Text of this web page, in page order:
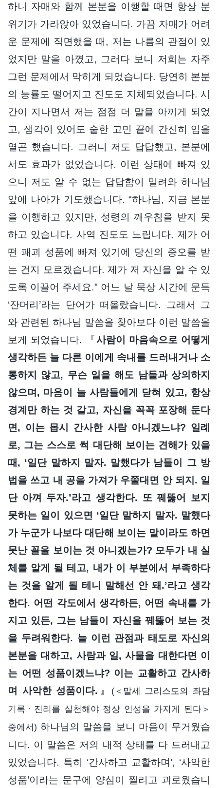
하니 자매와 함께 본분을 이행할 때면 항상 분
위기가 가라앉아 있었습니다. 가끔 자매가 어려
운 문제에 직면했을 때, 저는 나름의 관점이 있
었지만 말을 아꼈고, 그러다 보니 저희는 자주
그런 문제에서 막히게 되었습니다. 당연히 본분
의 능률도 떨어지고 진도도 지체되었습니다. 시
간이 지나면서 저는 점점 더 말을 아끼게 되었
고, 생각이 있어도 숱한 고민 끝에 간신히 입을
열곤 했습니다. 그러니 저도 답답했고, 본분에
서도 효과가 없었습니다. 이런 상태에 빠져 있
으니 저도 알 수 없는 답답함이 밀려와 하나님
앞에 나아가 기도했습니다. “하나님, 지금 본분
을 이행하고 있지만, 성령의 깨우침을 받지 못
하고 있습니다. 사역 진도도 느립니다. 제가 어
떤 패괴 성품에 빠져 있기에 당신의 증오를 받
는 건지 모르겠습니다. 제가 저 자신을 알 수 있
도록 이끌어 주세요.” 어느 날 묵상 시간에 문득
‘잔머리’라는 단어가 떠올랐습니다. 그래서 그
와 관련된 하나님 말씀을 찾아보다 이런 말씀을
보게 되었습니다. 『 사람이 마음속으로 어떻게
생각하든 늘 다른 이에게 속내를 드러내거나 소
통하지 않고, 무슨 일을 해도 남들과 상의하지
않으며, 마음이 늘 사람들에게 닫혀 있고, 항상
경계만 하는 것 같고, 자신을 꼭꼭 포장해 둔다
면, 이는 몹시 간사한 사람 아니겠느냐? 일례
로, 그는 스스로 썩 대단해 보이는 견해가 있을
때, ‘일단 말하지 말자. 말했다가 남들이 그 방
법을 쓰고 내 공을 가져가 우쭐대면 안 되지. 일
단 아껴 두자.’라고 생각한다. 또 꿰뚫어 보지
못하는 일이 있으면 ‘일단 말하지 말자. 말했다
가 누군가 나보다 대단해 보이는 말이라도 하면
못난 꼴을 보이는 것 아니겠는가? 모두가 내 실
체를 알게 될 테고, 내가 이 부분에서 부족하다
는 것을 알게 될 테니 말해선 안 돼.’라고 생각
한다. 어떤 각도에서 생각하든, 어떤 속내를 가
지고 있든, 그는 남들이 자신을 꿰뚫어 보는 것
을 두려워한다. 늘 이런 관점과 태도로 자신의
본분을 대하고, 사람과 일, 사물을 대한다면 이
는 어떤 성품이겠느냐? 이는 교활하고 간사하
며 사악한 성품이다. 』
(＜말세 그리스도의 좌담
기록ㆍ진리를 실천해야 정상 인성을 가지게 된다＞
중에서) 하나님의 말씀을 보니 마음이 무거웠습
니다. 이 말씀은 저의 내적 상태를 다 드러내고
있었습니다. 특히 ‘간사하고 교활하며’, ‘사악한
성품’이라는 문구에 양심이 찔리고 괴로웠습니